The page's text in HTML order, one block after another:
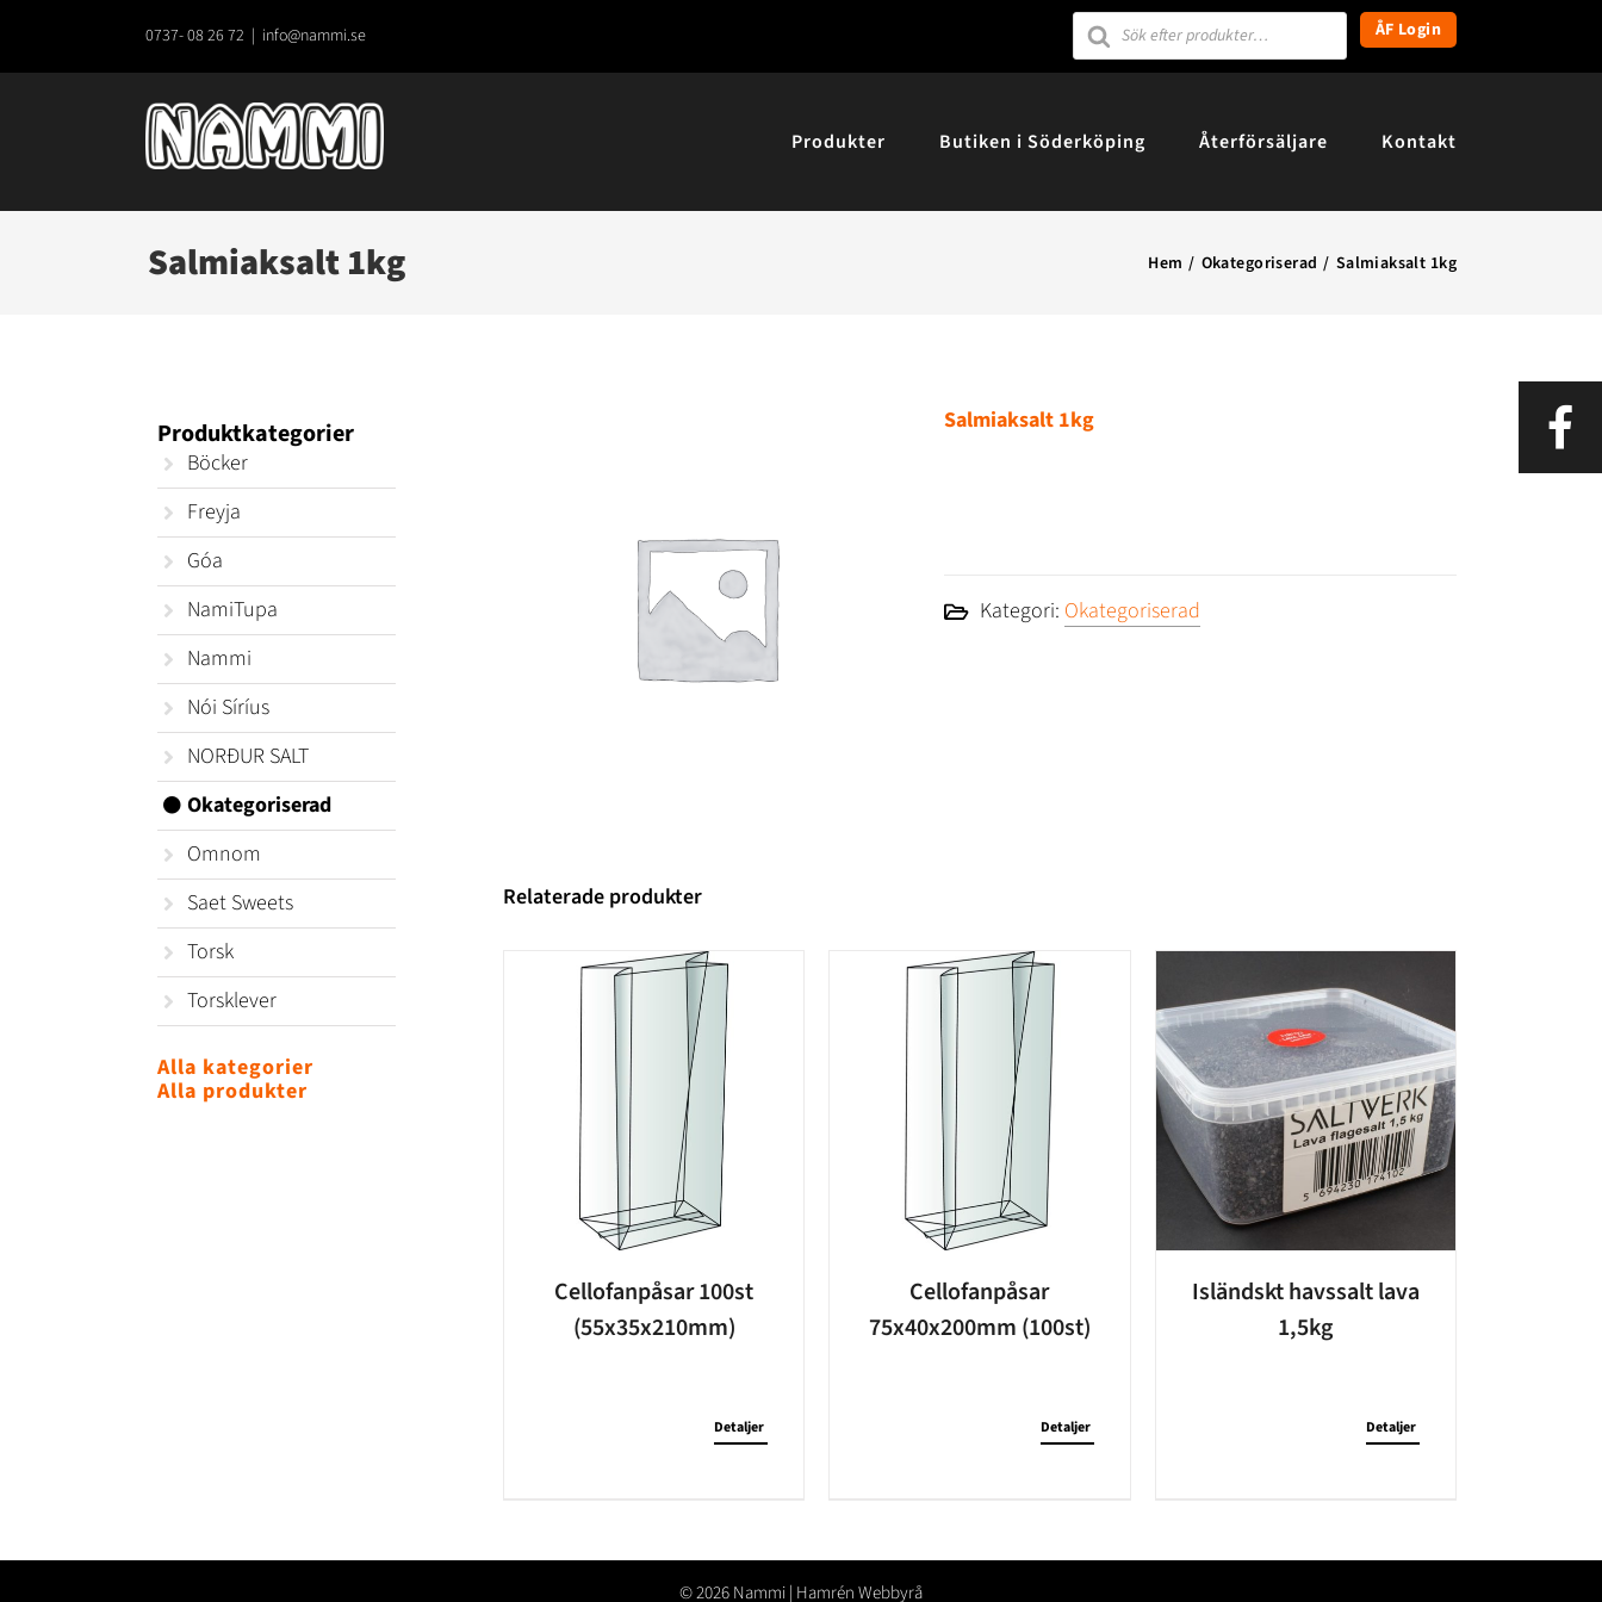
0737- 08 26 72 | info@nammi.se
Products
search ÅF Login
Produkter Butiken i Söderköping Återförsäljare Kontakt
Salmiaksalt 1kg Hem Okategoriserad Salmiaksalt 1kg
Salmiaksalt 1kg
Kategori: Okategoriserad
Relaterade produkter
Cellofanpåsar 100st
(55x35x210mm)
Detaljer
Cellofanpåsar
75x40x200mm (100st)
Detaljer
Isländskt havssalt lava
1,5kg
Detaljer
Produktkategorier
Böcker
Freyja
Góa
NamiTupa
Nammi
Nói Síríus
NORÐUR SALT
Okategoriserad
Omnom
Saet Sweets
Torsk
Torsklever
Alla kategorier
Alla produkter
©2026 Nammi | Hamrén Webbyrå